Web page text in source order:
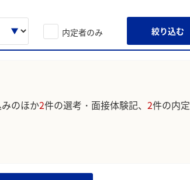
内定者のみ 絞り込む
のほか2件の選考・面接体験記、 2件の内定